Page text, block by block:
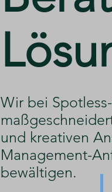
​Wir bei
und kreativen
Management-
bewältigen.